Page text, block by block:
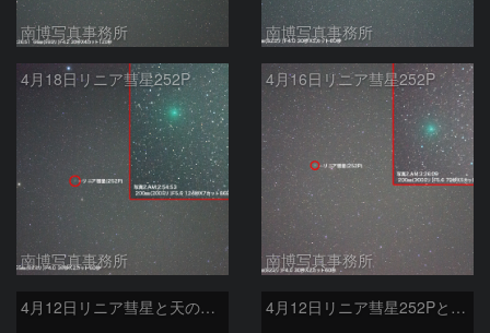
南博写真事務所 南博写真事務所
4月18日リニア彗星252P
南博写真事務所
4月16日リニア彗星252P
南博写真事務所
4月12日リニア彗星と天の川銀河 4月12日リニア彗星252Pと天の川